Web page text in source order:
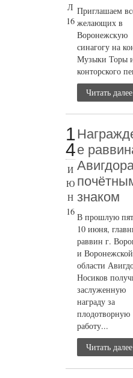
Л
16
Приглашаем
желающих в
Воронежскую
синагогу на
Музыки Торы
конторского
Читать далее
1
4
И
Ю
Н
16
е
знаком
В прошлую
10 июня,
раввин г.
и Воронежской
области
Носиков
заслуженную
награду за
плодотворную
работу...
Читать далее